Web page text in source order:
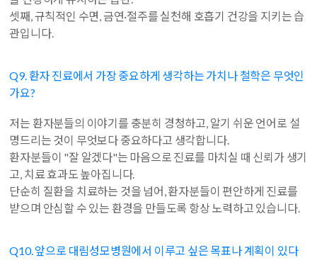
셋째, 규칙적인 수면, 금연·절주를 실천해 호흡기 건강을 지키는 습
관입니다.
Q9. 환자 진료에서 가장 중요하게 생각하는 가치나 철학은 무엇인
가요?
저는 환자분들의 이야기를 충분히 경청하고, 알기 쉬운 언어로 설
명드리는 것이 무엇보다 중요하다고 생각합니다.
환자분들이 "잘 알겠다"는 마음으로 진료를 마치실 때 신뢰가 생기
고, 치료 효과도 높아집니다.
단순히 질환을 치료하는 것을 넘어, 환자분들이 편안하게 진료를
받으며 안심할 수 있는 환경을 만들도록 항상 노력하고 있습니다.
Q10. 앞으로 대림성모병원에서 이루고 싶은 목표나 계획이 있다